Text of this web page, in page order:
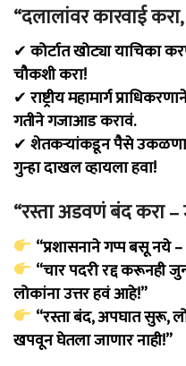
“दलालांवर कारवाई
✔ कोर्टात खोट्या याचिका
चौकशी करा!
✔ राष्ट्रीय महामार्ग
गतीने गजाआड करावं.
✔ शेतकऱ्यांकडून पैसे
गुन्हा दाखल व्हायला हवा!
“रस्ता अडवणं बंद करा
“प्रशासनाने गप्प बसू नये
“चार पदरी रद्द करूनही
लोकांना उत्तर हवं आहे!”
“रस्ता बंद, अपघात सुरू,
खपवून घेतला जाणार नाही!”